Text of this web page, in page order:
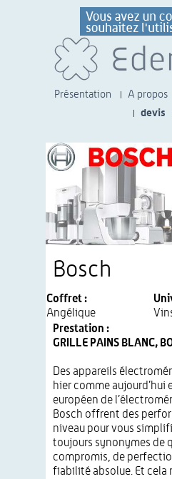
Présentation A propos
devis
Bosch
Coffret :
Angélique
Prestation :
GRILLE PAINS BLANC,
Des appareils
hier comme aujourd’hui
européen de
Bosch offrent des
niveau pour vous
toujours synonymes de
compromis, de
fiabilité absolue. Et cela